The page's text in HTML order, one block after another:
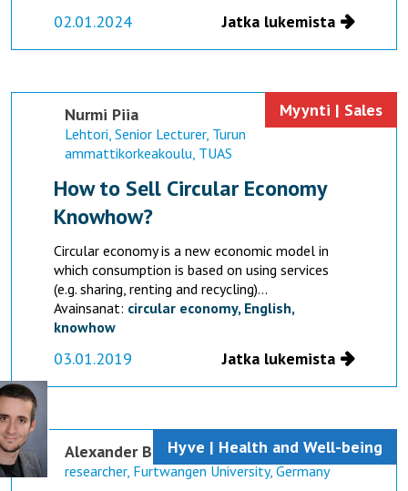
02.01.2024 Jatka lukemista
Myynti | Sales
Nurmi Piia
Lehtori, Senior Lecturer, Turun
ammattikorkeakoulu, TUAS
How to Sell Circular Economy
Knowhow?
Circular economy is a new economic model in
which consumption is based on using services
(e.g. sharing, renting and recycling)...
Avainsanat: circular economy, English,
knowhow
03.01.2019 Jatka lukemista
Hyve | Health and Well-being
Alexander Bejan
researcher, Furtwangen University, Germany